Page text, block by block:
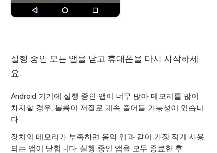
실행 중인 모든 앱을 닫고 휴대폰을 다시 시작하세
요.
Android 기기에 실행 중인 앱이 너무 많아 메모리를 많이
차지할 경우, 볼륨이 저절로 계속 줄어들 가능성이 있습니
다.
장치의 메모리가 부족하면 음악 앱과 같이 가장 적게 사용
되는 앱이 닫힙니다. 실행 중인 앱을 모두 종료한 후